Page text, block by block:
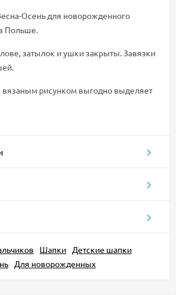
Осень для новорожденного
Польше.
затылок и ушки закрыты. Завязки
вязаным рисунком выгодно выделяет
Шапки
Детские шапки
Для новорожденных